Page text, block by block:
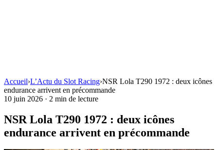
Accueil›L’Actu du Slot Racing›NSR Lola T290 1972 : deux icônes
endurance arrivent en précommande
10 juin 2026 · 2 min de lecture
NSR Lola T290 1972 : deux icônes
endurance arrivent en précommande